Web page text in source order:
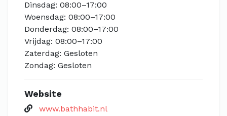
Dinsdag: 08:00–17:00
Woensdag: 08:00–17:00
Donderdag: 08:00–17:00
Vrijdag: 08:00–17:00
Zaterdag: Gesloten
Zondag: Gesloten
Website
www.bathhabit.nl